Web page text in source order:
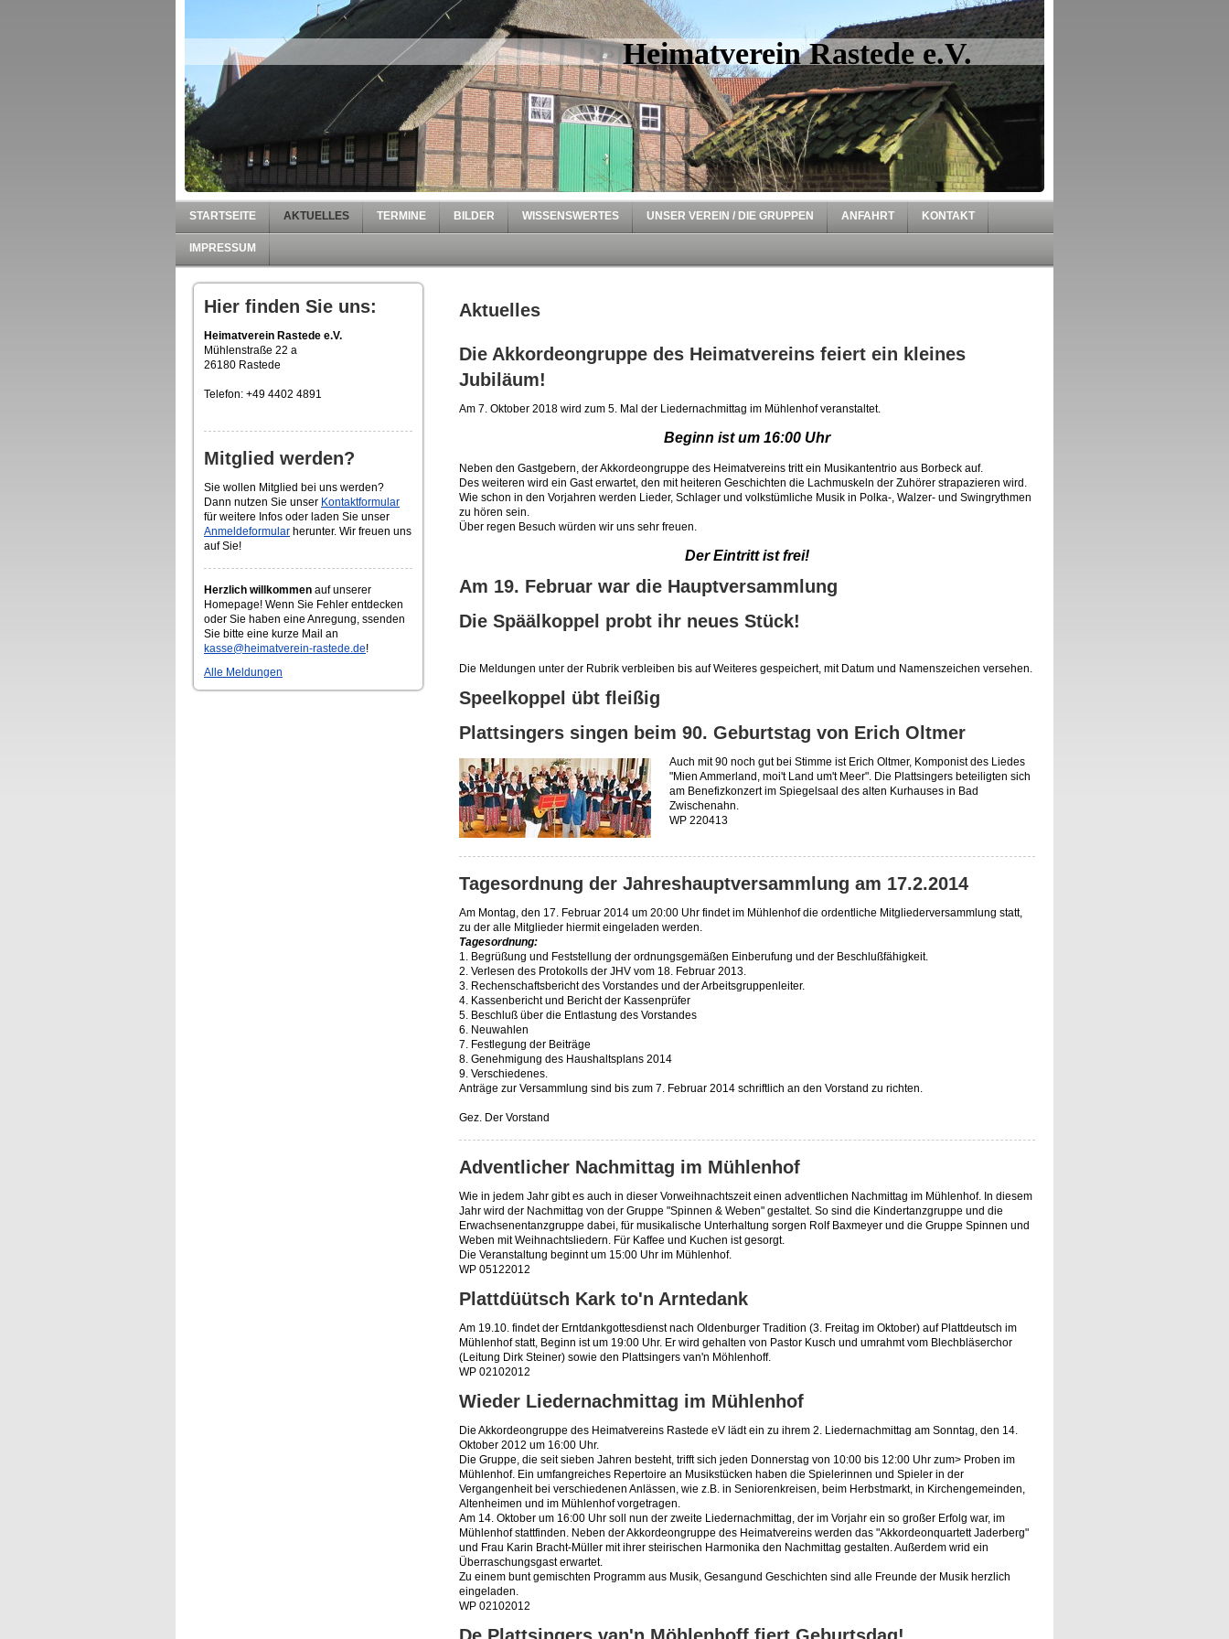
Heimatverein Rastede e.V.
STARTSEITE AKTUELLES TERMINE BILDER WISSENSWERTES UNSER VEREIN / DIE GRUPPEN ANFAHRT KONTAKT
IMPRESSUM
Hier finden Sie uns:
Heimatverein Rastede e.V.
Mühlenstraße 22 a
26180 Rastede
Telefon: +49 4402 4891
Mitglied werden?
Sie wollen Mitglied bei uns werden?
Dann nutzen Sie unser Kontaktformular
für weitere Infos oder laden Sie unser
Anmeldeformular herunter. Wir freuen uns
auf Sie!
Herzlich willkommen auf unserer
Homepage! Wenn Sie Fehler entdecken
oder Sie haben eine Anregung, ssenden
Sie bitte eine kurze Mail an
kasse@heimatverein-rastede.de!
Alle Meldungen
Aktuelles
Die Akkordeongruppe des Heimatvereins feiert ein kleines
Jubiläum!
Am 7. Oktober 2018 wird zum 5. Mal der Liedernachmittag im Mühlenhof veranstaltet.
Beginn ist um 16:00 Uhr
Neben den Gastgebern, der Akkordeongruppe des Heimatvereins tritt ein Musikantentrio aus Borbeck auf.
Des weiteren wird ein Gast erwartet, den mit heiteren Geschichten die Lachmuskeln der Zuhörer strapazieren wird.
Wie schon in den Vorjahren werden Lieder, Schlager und volkstümliche Musik in Polka-, Walzer- und Swingrythmen
zu hören sein.
Über regen Besuch würden wir uns sehr freuen.
Der Eintritt ist frei!
Am 19. Februar war die Hauptversammlung
Die Späälkoppel probt ihr neues Stück!
Die Meldungen unter der Rubrik verbleiben bis auf Weiteres gespeichert, mit Datum und Namenszeichen versehen.
Speelkoppel übt fleißig
Plattsingers singen beim 90. Geburtstag von Erich Oltmer
Auch mit 90 noch gut bei Stimme ist Erich Oltmer, Komponist des Liedes
"Mien Ammerland, moi't Land um't Meer". Die Plattsingers beteiligten sich
am Benefizkonzert im Spiegelsaal des alten Kurhauses in Bad
Zwischenahn.
WP 220413
Tagesordnung der Jahreshauptversammlung am 17.2.2014
Am Montag, den 17. Februar 2014 um 20:00 Uhr findet im Mühlenhof die ordentliche Mitgliederversammlung statt,
zu der alle Mitglieder hiermit eingeladen werden.
Tagesordnung:
1. Begrüßung und Feststellung der ordnungsgemäßen Einberufung und der Beschlußfähigkeit.
2. Verlesen des Protokolls der JHV vom 18. Februar 2013.
3. Rechenschaftsbericht des Vorstandes und der Arbeitsgruppenleiter.
4. Kassenbericht und Bericht der Kassenprüfer
5. Beschluß über die Entlastung des Vorstandes
6. Neuwahlen
7. Festlegung der Beiträge
8. Genehmigung des Haushaltsplans 2014
9. Verschiedenes.
Anträge zur Versammlung sind bis zum 7. Februar 2014 schriftlich an den Vorstand zu richten.
Gez. Der Vorstand
Adventlicher Nachmittag im Mühlenhof
Wie in jedem Jahr gibt es auch in dieser Vorweihnachtszeit einen adventlichen Nachmittag im Mühlenhof. In diesem
Jahr wird der Nachmittag von der Gruppe "Spinnen & Weben" gestaltet. So sind die Kindertanzgruppe und die
Erwachsenentanzgruppe dabei, für musikalische Unterhaltung sorgen Rolf Baxmeyer und die Gruppe Spinnen und
Weben mit Weihnachtsliedern. Für Kaffee und Kuchen ist gesorgt.
Die Veranstaltung beginnt um 15:00 Uhr im Mühlenhof.
WP 05122012
Plattdüütsch Kark to'n Arntedank
Am 19.10. findet der Erntdankgottesdienst nach Oldenburger Tradition (3. Freitag im Oktober) auf Plattdeutsch im
Mühlenhof statt, Beginn ist um 19:00 Uhr. Er wird gehalten von Pastor Kusch und umrahmt vom Blechbläserchor
(Leitung Dirk Steiner) sowie den Plattsingers van'n Möhlenhoff.
WP 02102012
Wieder Liedernachmittag im Mühlenhof
Die Akkordeongruppe des Heimatvereins Rastede eV lädt ein zu ihrem 2. Liedernachmittag am Sonntag, den 14.
Oktober 2012 um 16:00 Uhr.
Die Gruppe, die seit sieben Jahren besteht, trifft sich jeden Donnerstag von 10:00 bis 12:00 Uhr zum> Proben im
Mühlenhof. Ein umfangreiches Repertoire an Musikstücken haben die Spielerinnen und Spieler in der
Vergangenheit bei verschiedenen Anlässen, wie z.B. in Seniorenkreisen, beim Herbstmarkt, in Kirchengemeinden,
Altenheimen und im Mühlenhof vorgetragen.
Am 14. Oktober um 16:00 Uhr soll nun der zweite Liedernachmittag, der im Vorjahr ein so großer Erfolg war, im
Mühlenhof stattfinden. Neben der Akkordeongruppe des Heimatvereins werden das "Akkordeonquartett Jaderberg"
und Frau Karin Bracht-Müller mit ihrer steirischen Harmonika den Nachmittag gestalten. Außerdem wrid ein
Überraschungsgast erwartet.
Zu einem bunt gemischten Programm aus Musik, Gesangund Geschichten sind alle Freunde der Musik herzlich
eingeladen.
WP 02102012